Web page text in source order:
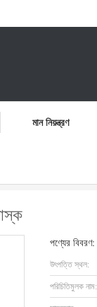
মান নিয়ন্ত্রণ
পণ্যের বিবরণ:
উৎপত্তি স্থল:
পরিচিতিমুলক নাম: